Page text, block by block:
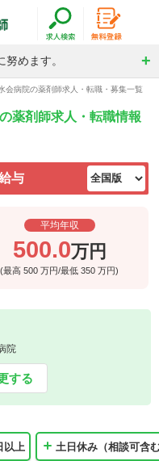
めます。
病院の薬剤師求人・転職・募集一覧
薬剤師求人・転職情報
与
平均年収
500.0万円
(最高500万円/最低350万円)
院
する
以上 土日休み（相談可含